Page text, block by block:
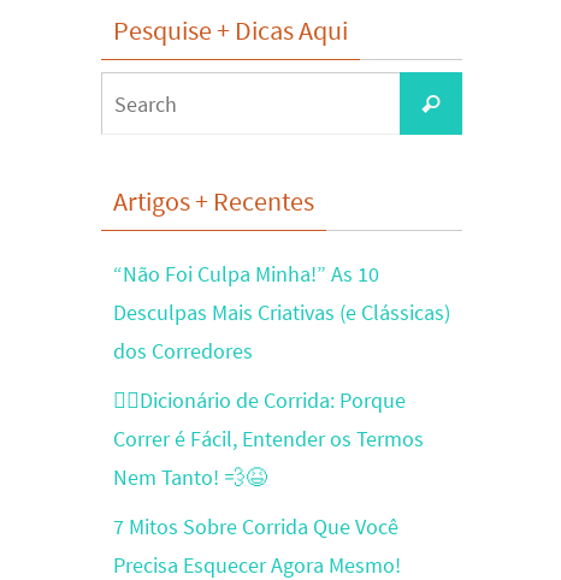
Pesquise + Dicas Aqui
for:
Search
Artigos + Recentes
“Não Foi Culpa Minha!” As 10
Desculpas Mais Criativas (e Clássicas)
dos Corredores
🏃‍♂️Dicionário de Corrida: Porque
Correr é Fácil, Entender os Termos
Nem Tanto! 💨😆
7 Mitos Sobre Corrida Que Você
Precisa Esquecer Agora Mesmo!